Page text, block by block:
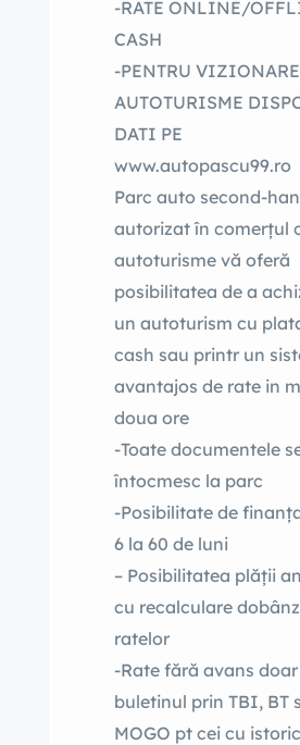
-RATE ONLINE/
CASH
-PENTRU VIZIONARE
AUTOTURISME
DATI PE
www.autopascu99.ro
Parc auto second-
autorizat în comerțul
autoturisme vă oferă
posibilitatea de a
un autoturism cu
cash sau printr un
avantajos de rate in
doua ore
-Toate documentele
întocmesc la parc
-Posibilitate de
6 la 60 de luni
– Posibilitatea plății
cu recalculare
ratelor
-Rate fără avans
buletinul prin TBI, BT
MOGO pt cei cu